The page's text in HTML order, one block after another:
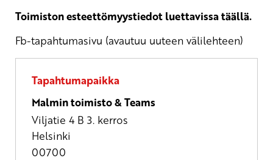
Toimiston esteettömyystiedot luettavissa täällä.
Fb-tapahtumasivu (avautuu uuteen välilehteen)
Tapahtumapaikka
Malmin toimisto & Teams
Viljatie 4 B 3. kerros
Helsinki
00700